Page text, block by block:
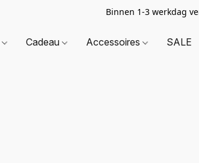
Binnen 1-3 werkdag
Cadeau Accessoires SALE